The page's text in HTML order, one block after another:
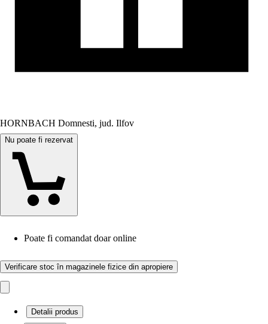
HORNBACH Domnesti, jud. Ilfov
Nu poate fi rezervat
Poate fi comandat doar online
Verificare stoc în magazinele fizice din apropiere
Detalii produs